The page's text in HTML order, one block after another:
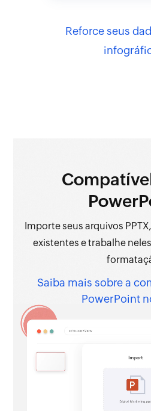
Reforce seus
Compatível
Importe seus arquivos PPTX,
existentes e trabalhe
Saiba mais sobre a
PowerPoint